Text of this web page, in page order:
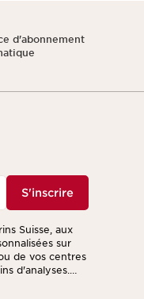
d'abonnement
S'inscrire
Suisse, aux
sur
de vos centres
d'analyses.
présent